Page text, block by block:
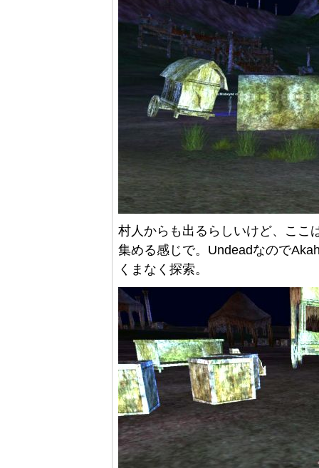
村人からも出るらしいけど、ここ
集める感じで。Undeadなので
くまなく探索。